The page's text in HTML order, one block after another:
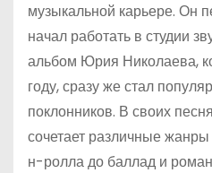
музыкальной карьере. Он
начал работать в студии
альбом Юрия Николаева,
году, сразу же стал
поклонников. В своих
сочетает различные
н-ролла до баллад и